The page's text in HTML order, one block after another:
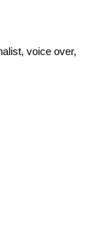
voice over,